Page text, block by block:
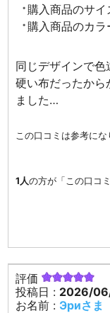
購入商品のサイ
購入商品のカラ
同じデザインで
硬い布だったから
ました…
この口コミは参考にな
1人の方が「この口コ
評価
投稿日 : 2026/
お名前 : Эриさま